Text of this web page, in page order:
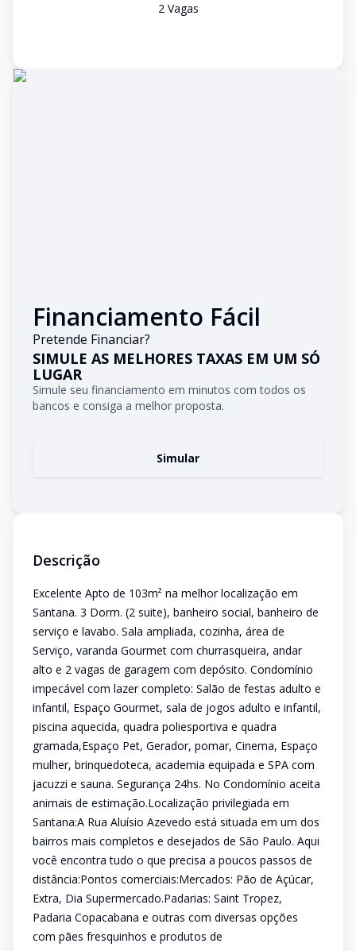
2Vagas
Financiamento Fácil
Pretende Financiar?
SIMULE AS MELHORES TAXAS EM UM SÓ
LUGAR
Simule seu financiamento em minutos com todos os
bancos e consiga a melhor proposta.
Simular
Descrição
Excelente Apto de 103m² na melhor localização em
Santana. 3 Dorm. (2 suite), banheiro social, banheiro de
serviço e lavabo. Sala ampliada, cozinha, área de
Serviço, varanda Gourmet com churrasqueira, andar
alto e 2 vagas de garagem com depósito. Condomínio
impecável com lazer completo: Salão de festas adulto e
infantil, Espaço Gourmet, sala de jogos adulto e infantil,
piscina aquecida, quadra poliesportiva e quadra
gramada,Espaço Pet, Gerador, pomar, Cinema, Espaço
mulher, brinquedoteca, academia equipada e SPA com
jacuzzi e sauna. Segurança 24hs. No Condomínio aceita
animais de estimação.Localização privilegiada em
Santana:A Rua Aluísio Azevedo está situada em um dos
bairros mais completos e desejados de São Paulo. Aqui
você encontra tudo o que precisa a poucos passos de
distância:Pontos comerciais:Mercados: Pão de Açúcar,
Extra, Dia Supermercado.Padarias: Saint Tropez,
Padaria Copacabana e outras com diversas opções
com pães fresquinhos e produtos de